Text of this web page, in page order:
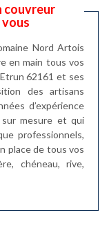
couvreur
vous
Nord Artois
en main tous vos
62161 et ses
des artisans
d’expérience
mesure et qui
professionnels,
place de tous vos
chéneau, rive,